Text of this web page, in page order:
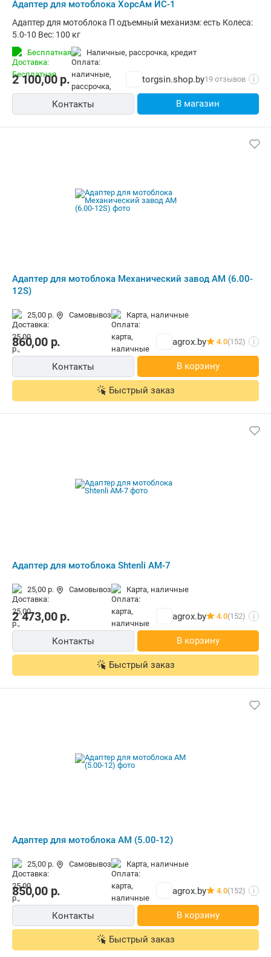
Адаптер для мотоблока ХорсАм ИС-1
Адаптер для мотоблока П одъемный механизм: есть Колеса:
5.0-10 Вес: 100 кг
Бесплатная наличные, рассрочка, кредит
2 100,00р. torgsin.shop.by19 отзывов i
Контакты В магазин
Адаптер для мотоблока Механический завод АМ (6.00-
12S)
25,00 р. Самовывоз карта, наличные
860,00р. agrox.by 4.0(152) i
Контакты В корзину
Быстрый заказ
Адаптер для мотоблока Shtenli АМ-7
25,00 р. Самовывоз карта, наличные
2 473,00р. agrox.by 4.0(152) i
Контакты В корзину
Быстрый заказ
Адаптер для мотоблока АМ (5.00-12)
25,00 р. Самовывоз карта, наличные
850,00р. agrox.by 4.0(152) i
Контакты В корзину
Быстрый заказ